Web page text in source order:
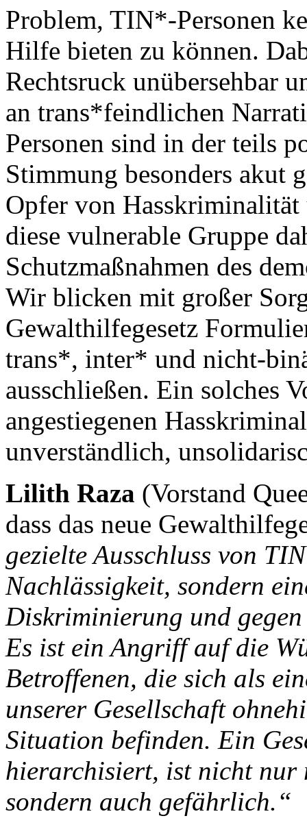
Problem, TIN*-Personen
Hilfe bieten zu können.
Rechtsruck unübersehbar
an trans*feindlichen
Personen sind in der teils
Stimmung besonders akut
Opfer von
diese vulnerable Gruppe
Schutzmaßnahmen des
Wir blicken mit großer
Gewalthilfegesetz
trans*, inter* und nicht-
ausschließen. Ein solches
angestiegenen
unverständlich,
Lilith Raza (Vorstand
dass das neue
gezielte Ausschluss von
Nachlässigkeit, sondern
Diskriminierung und gegen
Es ist ein Angriff auf die
Betroffenen, die sich als
unserer Gesellschaft
Situation befinden. Ein
hierarchisiert, ist nicht nur
sondern auch gefährlich.“